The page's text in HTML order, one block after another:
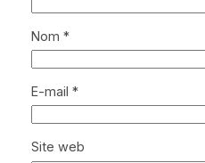
Nom *
E-mail *
Site web